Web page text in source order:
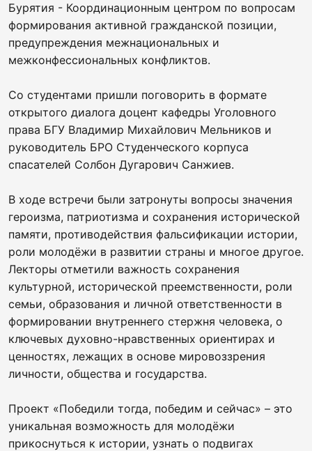
Бурятия - Координационным центром по вопросам
формирования активной гражданской позиции,
предупреждения межнациональных и
межконфессиональных конфликтов.
Со студентами пришли поговорить в формате
открытого диалога доцент кафедры Уголовного
права БГУ Владимир Михайлович Мельников и
руководитель БРО Студенческого корпуса
спасателей Солбон Дугарович Санжиев.
В ходе встречи были затронуты вопросы значения
героизма, патриотизма и сохранения исторической
памяти, противодействия фальсификации истории,
роли молодёжи в развитии страны и многое другое.
Лекторы отметили важность сохранения
культурной, исторической преемственности, роли
семьи, образования и личной ответственности в
формировании внутреннего стержня человека, о
ключевых духовно-нравственных ориентирах и
ценностях, лежащих в основе мировоззрения
личности, общества и государства.
Проект «Победили тогда, победим и сейчас» – это
уникальная возможность для молодёжи
прикоснуться к истории, узнать о подвигах